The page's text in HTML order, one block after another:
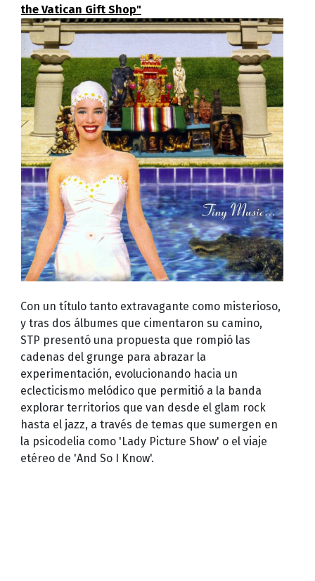
the Vatican Gift Shop"
Con un título tanto extravagante como misterioso,
y tras dos álbumes que cimentaron su camino,
STP presentó una propuesta que rompió las
cadenas del grunge para abrazar la
experimentación, evolucionando hacia un
eclecticismo melódico que permitió a la banda
explorar territorios que van desde el glam rock
hasta el jazz, a través de temas que sumergen en
la psicodelia como 'Lady Picture Show' o el viaje
etéreo de 'And So I Know'.